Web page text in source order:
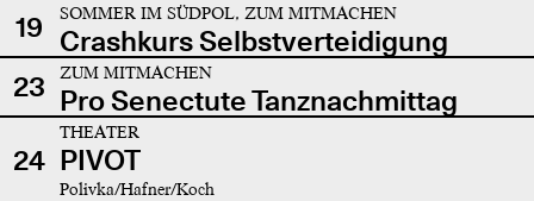
19 SOMMER IM SÜDPOL, ZUM MITMACHEN
Crashkurs Selbstverteidigung
23
ZUM MITMACHEN
Pro Senectute Tanznachmittag
24
THEATER
PIVOT
Polivka/Hafner/Koch